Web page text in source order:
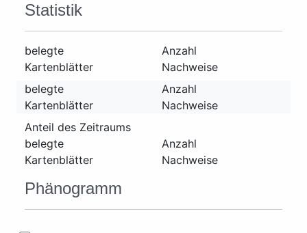
Statistik
belegte
Kartenblätter
Anzahl
Nachweise
belegte
Kartenblätter
Anzahl
Nachweise
Anteil des Zeitraums
belegte
Kartenblätter
Anzahl
Nachweise
Phänogramm